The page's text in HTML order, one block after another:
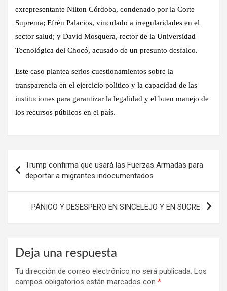
exrepresentante Nilton Córdoba, condenado por la Corte
Suprema; Efrén Palacios, vinculado a irregularidades en el
sector salud; y David Mosquera, rector de la Universidad
Tecnológica del Chocó, acusado de un presunto desfalco.
Este caso plantea serios cuestionamientos sobre la
transparencia en el ejercicio político y la capacidad de las
instituciones para garantizar la legalidad y el buen manejo de
los recursos públicos en el país.
de
entradas
Trump confirma que usará las Fuerzas Armadas para
deportar a migrantes indocumentados
PÁNICO Y DESESPERO EN SINCELEJO Y EN SUCRE.
Deja una respuesta
Tu dirección de correo electrónico no será publicada. Los
campos obligatorios están marcados con *